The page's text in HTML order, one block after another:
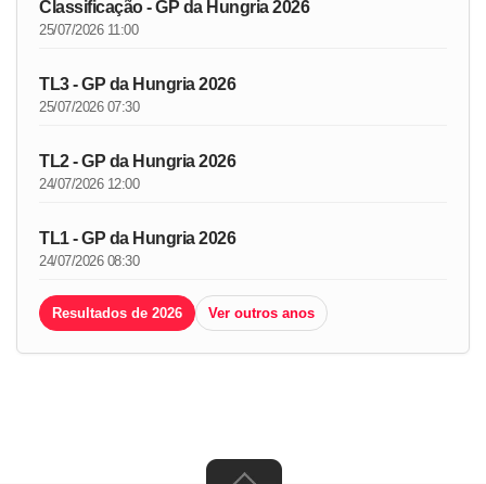
Classificação - GP da Hungria 2026
25/07/2026 11:00
TL3 - GP da Hungria 2026
25/07/2026 07:30
TL2 - GP da Hungria 2026
24/07/2026 12:00
TL1 - GP da Hungria 2026
24/07/2026 08:30
Resultados de 2026 Ver outros anos